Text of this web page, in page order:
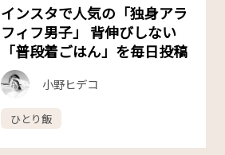
インスタで人気の「独身アラ
フィフ男子」 背伸びしない
「普段着ごはん」を毎日投稿
小野ヒデコ
ひとり飯